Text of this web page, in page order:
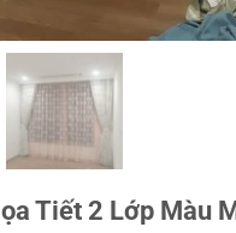
Tiết 2 Lớp Màu